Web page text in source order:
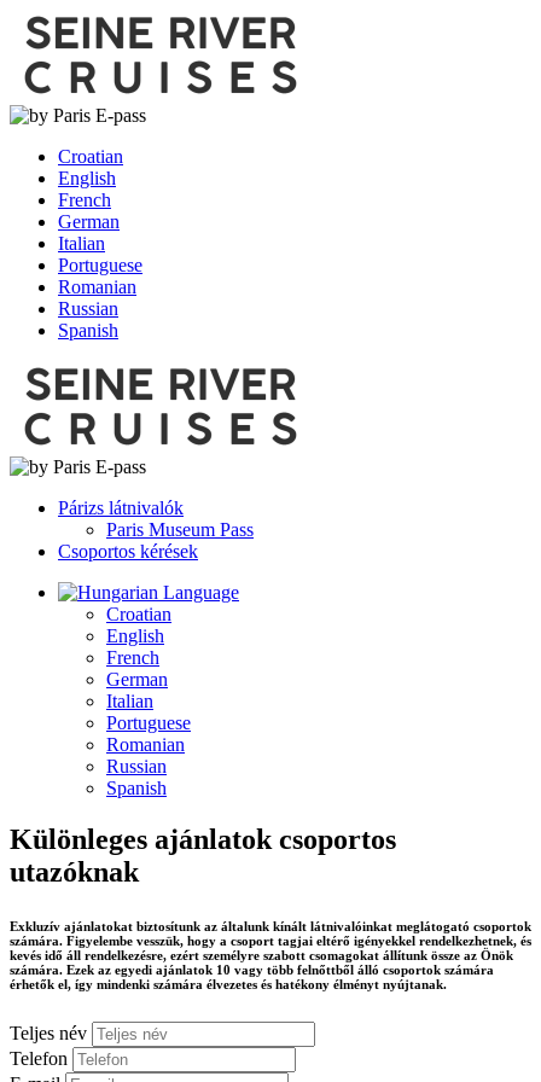
Croatian
English
French
German
Italian
Portuguese
Romanian
Russian
Spanish
Párizs látnivalók
Paris Museum Pass
Csoportos kérések
Language
Croatian
English
French
German
Italian
Portuguese
Romanian
Russian
Spanish
Különleges ajánlatok csoportos
utazóknak
Exkluzív ajánlatokat biztosítunk az általunk kínált látnivalóinkat meglátogató csoportok
számára. Figyelembe vesszük, hogy a csoport tagjai eltérő igényekkel rendelkezhetnek, és
kevés idő áll rendelkezésre, ezért személyre szabott csomagokat állítunk össze az Önök
számára. Ezek az egyedi ajánlatok 10 vagy több felnőttből álló csoportok számára
érhetők el, így mindenki számára élvezetes és hatékony élményt nyújtanak.
Teljes név
Telefon